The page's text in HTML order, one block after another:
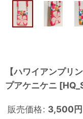
【ハワイアンプリ
プアケニケニ [
販売価格: 3,500円